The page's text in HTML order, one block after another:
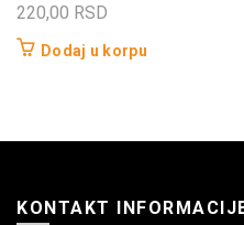
220,00 RSD
Dodaj u korpu
KONTAKT